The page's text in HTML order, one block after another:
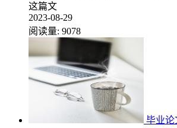
这篇文
2023-08-29
阅读量: 9078
毕业论